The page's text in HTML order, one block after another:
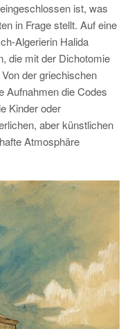
ist, was
in Frage stellt. Auf eine
Algerierin Halida
die mit der Dichotomie
der griechischen
Aufnahmen die Codes
Kinder oder
aber künstlichen
Atmosphäre